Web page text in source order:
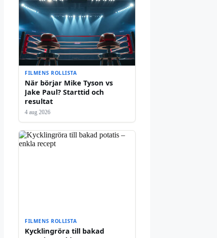
FILMENS ROLLISTA
När börjar Mike Tyson vs
Jake Paul? Starttid och
resultat
4 aug 2026
FILMENS ROLLISTA
Kycklingröra till bakad